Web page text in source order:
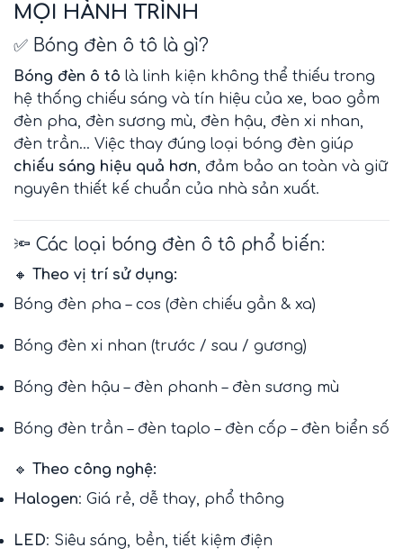
MỌI HÀNH TRÌNH
✅ Bóng đèn ô tô là gì?
Bóng đèn ô tô là linh kiện không thể thiếu trong
hệ thống chiếu sáng và tín hiệu của xe, bao gồm
đèn pha, đèn sương mù, đèn hậu, đèn xi nhan,
đèn trần… Việc thay đúng loại bóng đèn giúp
chiếu sáng hiệu quả hơn, đảm bảo an toàn và giữ
nguyên thiết kế chuẩn của nhà sản xuất.
🔦 Các loại bóng đèn ô tô phổ biến:
🔸 Theo vị trí sử dụng:
Bóng đèn pha – cos (đèn chiếu gần & xa)
Bóng đèn xi nhan (trước / sau / gương)
Bóng đèn hậu – đèn phanh – đèn sương mù
Bóng đèn trần – đèn taplo – đèn cốp – đèn biển số
🔹
Theo công nghệ:
Halogen: Giá rẻ, dễ thay, phổ thông
LED: Siêu sáng, bền, tiết kiệm điện